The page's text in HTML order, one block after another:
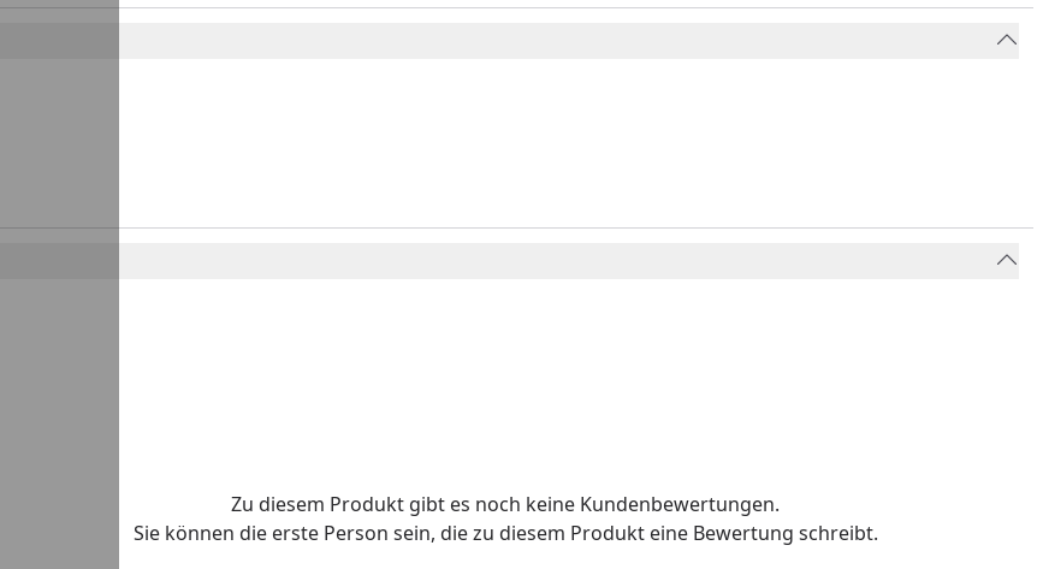
Zu diesem Produkt gibt es noch keine Kundenbewertungen.
Sie können die erste Person sein, die zu diesem Produkt eine Bewertung schreibt.